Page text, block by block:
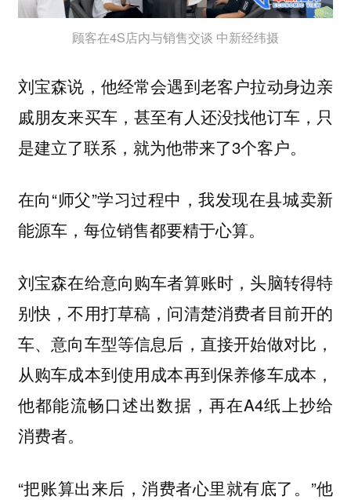
顾客在4S店内与销售交谈 中新经纬摄
刘宝森说，他经常会遇到老客户拉动身边亲
戚朋友来买车，甚至有人还没找他订车，只
是建立了联系，就为他带来了3个客户。
在向“师父”学习过程中，我发现在县城卖新
能源车，每位销售都要精于心算。
刘宝森在给意向购车者算账时，头脑转得特
别快，不用打草稿，问清楚消费者目前开的
车、意向车型等信息后，直接开始做对比，
从购车成本到使用成本再到保养修车成本，
他都能流畅口述出数据，再在A4纸上抄给
消费者。
“把账算出来后，消费者心里就有底了。”他